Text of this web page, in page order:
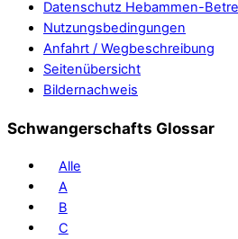
Datenschutz Hebammen-
Nutzungsbedingungen
Anfahrt / Wegbeschreibung
Seitenübersicht
Bildernachweis
Schwangerschafts Glossar
Alle
A
B
C